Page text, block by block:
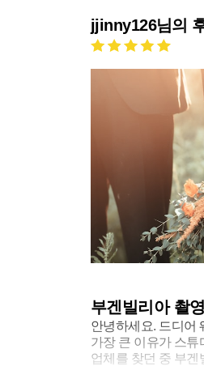
jjinny126님의
부겐빌리아 촬
안녕하세요. 드디어
가장 큰 이유가 스
업체를 찾던 중 부겐